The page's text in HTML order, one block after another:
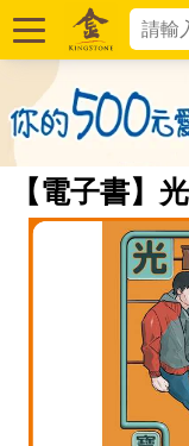
【電子書】